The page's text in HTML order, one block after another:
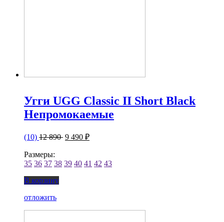
Угги UGG Classic II Short Black
Непромокаемые
(10) 12 890 9 490 ₽
Размеры:
35 36 37 38 39 40 41 42 43
В корзину
отложить